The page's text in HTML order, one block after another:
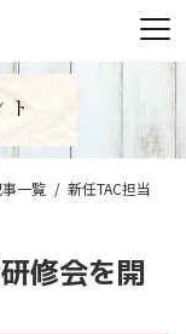
一覧
新任TAC担当
修会を開